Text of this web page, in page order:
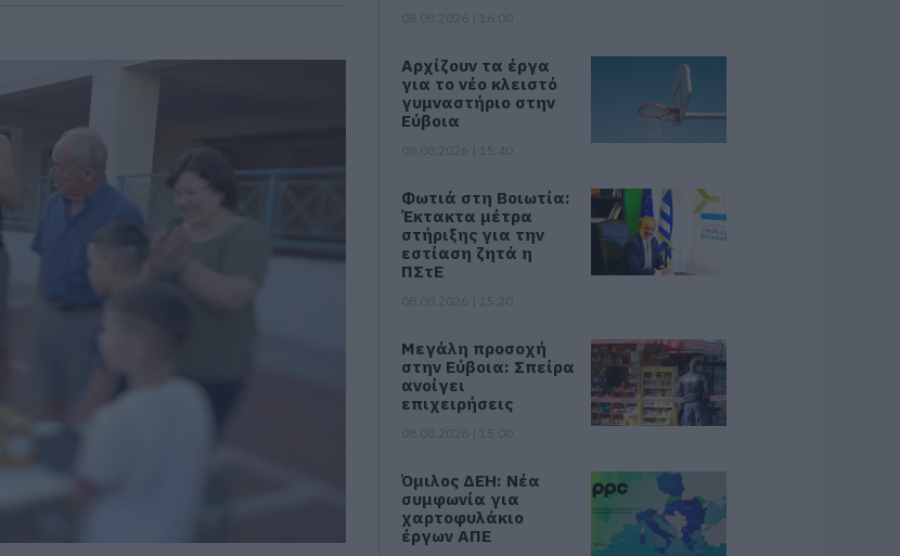
Αρχίζουν τα έργα
για το νέο κλειστό
γυμναστήριο στην
Εύβοια
Φωτιά στη Βοιωτία:
Έκτακτα μέτρα
στήριξης για την
εστίαση ζητά η
ΠΣτΕ
Μεγάλη προσοχή
στην Εύβοια: Σπείρα
ανοίγει
επιχειρήσεις
Όμιλος ΔΕΗ: Νέα
συμφωνία για
χαρτοφυλάκιο
έργων ΑΠΕ